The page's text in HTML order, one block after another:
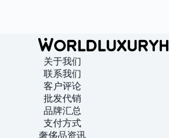
关于我们
联系我们
客户评论
批发代销
品牌汇总
支付方式
奢侈品资讯